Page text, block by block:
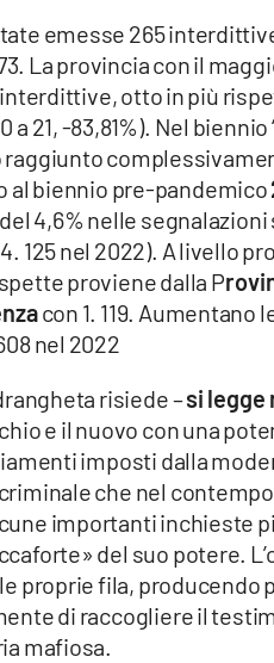
emesse 265
La provincia con il
interdittive, otto in più
a 21, -83,81%). Nel biennio
raggiunto
al biennio pre-pandemico
4,6% nelle
125 nel 2022). A livello
proviene dalla P
con 1. 119.
nel 2022
risiede–si legge
e il nuovo con una
imposti dalla
che nel
importanti inchieste
del suo potere.
proprie fila, producendo
di raccogliere il
mafiosa.